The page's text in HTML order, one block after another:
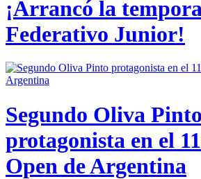
¡Arrancó la
Federativo Junior!
Segundo Oliva Pinto
protagonista en el
Open de Argentina